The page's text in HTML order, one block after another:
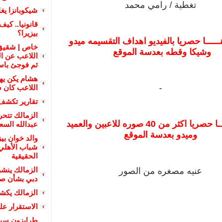
شيكوبانزا
قانونيا..
بيزيرا؟
خاص |
اللاعب عن
ثم فوجئ
هشام يكن
اللاعب
تقارير
الزمالك
عبدالله
والد خوان
شباب
الحقيقية
الزمالك
دبي بشأن
الزمالك
الاستقرار
طرابزون
تغطية / رامي محمد
حصريا بالفيديو اهداف التقسيمه ميدو
وشيكا وقطه بعدسة الموقع
-
اكثر من 40 صوره
للاعبين والعميد
وميدو بعدسة الموقع
عنيه مصغره من الصور